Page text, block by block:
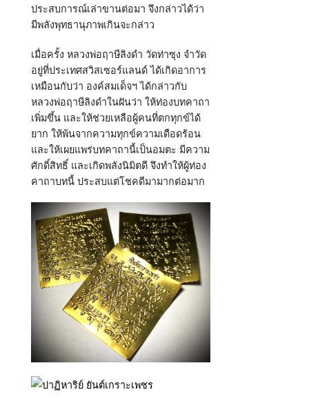
ประสบการณ์เล่าขานต่อมา จึงกล่าวได้ว่า
มีพลังพุทธานุภาพเกินจะกล่าว
เมื่อครั้ง หลวงพ่อฤาษีลิงดำ วัดท่าซุง จำวัด
อยู่ที่ประเทศสวิสเซอร์แลนด์ ได้เกิดอาการ
เหมือนกับว่า องค์สมเด็จฯ ได้กล่าวกับ
หลวงพ่อฤาษีลิงดำในฝันว่า ให้ท่องบทคาถา
เพิ่มขึ้น และให้ช่วยเหลือผู้คนที่ตกทุกข์ได้
ยาก ให้พ้นจากความทุกข์ความเดือดร้อน
และให้เผยแพร่บทคาถานี้เป็นอมตะ มีความ
ศักดิ์สิทธิ์ และเกิดพลังนิมิตดี จึงทำให้ผู้ท่อง
คาถาบทนี้ ประสบแต่โชคดีมามากต่อมาก